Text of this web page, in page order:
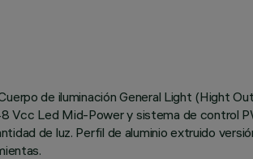
de iluminación General Light (Hight
Vcc Led Mid-Power y sistema de control
de luz. Perfil de aluminio extruido